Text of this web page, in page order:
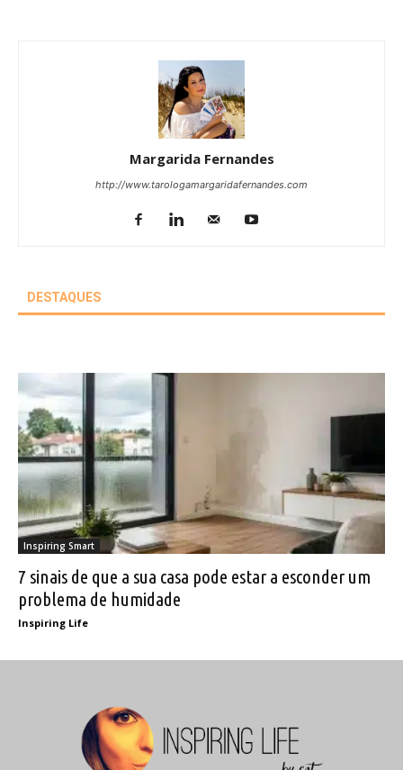
Margarida Fernandes
http://www.tarologamargaridafernandes.com
DESTAQUES
Inspiring Smart
7 sinais de que a sua casa pode estar a esconder um
problema de humidade
Inspiring Life